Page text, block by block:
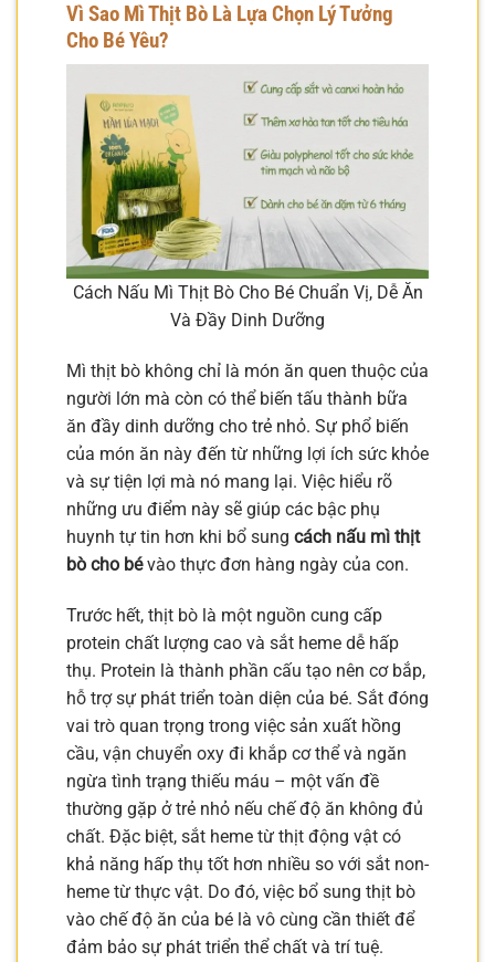
Vì Sao Mì Thịt Bò Là Lựa Chọn Lý Tưởng
Cho Bé Yêu?
Cách Nấu Mì Thịt Bò Cho Bé Chuẩn Vị, Dễ Ăn
Và Đầy Dinh Dưỡng
Mì thịt bò không chỉ là món ăn quen thuộc của
người lớn mà còn có thể biến tấu thành bữa
ăn đầy dinh dưỡng cho trẻ nhỏ. Sự phổ biến
của món ăn này đến từ những lợi ích sức khỏe
và sự tiện lợi mà nó mang lại. Việc hiểu rõ
những ưu điểm này sẽ giúp các bậc phụ
huynh tự tin hơn khi bổ sung cách nấu mì thịt
bò cho bévào thực đơn hàng ngày của con.
Trước hết, thịt bò là một nguồn cung cấp
protein chất lượng cao và sắt heme dễ hấp
thụ. Protein là thành phần cấu tạo nên cơ bắp,
hỗ trợ sự phát triển toàn diện của bé. Sắt đóng
vai trò quan trọng trong việc sản xuất hồng
cầu, vận chuyển oxy đi khắp cơ thể và ngăn
ngừa tình trạng thiếu máu – một vấn đề
thường gặp ở trẻ nhỏ nếu chế độ ăn không đủ
chất. Đặc biệt, sắt heme từ thịt động vật có
khả năng hấp thụ tốt hơn nhiều so với sắt non-
heme từ thực vật. Do đó, việc bổ sung thịt bò
vào chế độ ăn của bé là vô cùng cần thiết để
đảm bảo sự phát triển thể chất và trí tuệ.